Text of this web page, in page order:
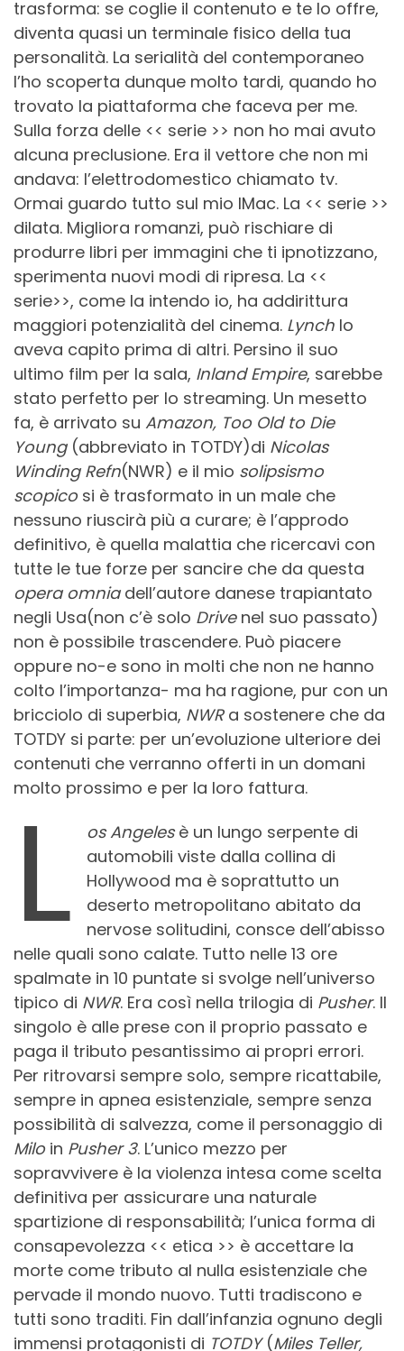
trasforma: se coglie il contenuto e te lo offre,
diventa quasi un terminale fisico della tua
personalità. La serialità del contemporaneo
l’ho scoperta dunque molto tardi, quando ho
trovato la piattaforma che faceva per me.
Sulla forza delle << serie >> non ho mai avuto
alcuna preclusione. Era il vettore che non mi
andava: l’elettrodomestico chiamato tv.
Ormai guardo tutto sul mio IMac. La << serie >>
dilata. Migliora romanzi, può rischiare di
produrre libri per immagini che ti ipnotizzano,
sperimenta nuovi modi di ripresa. La <<
serie>>, come la intendo io, ha addirittura
maggiori potenzialità del cinema. Lynch lo
aveva capito prima di altri. Persino il suo
ultimo film per la sala, Inland Empire, sarebbe
stato perfetto per lo streaming. Un mesetto
fa, è arrivato su Amazon, Too Old to Die
Young(abbreviato in TOTDY)di Nicolas
Winding Refn(NWR) e il mio solipsismo
scopicosi è trasformato in un male che
nessuno riuscirà più a curare; è l’approdo
definitivo, è quella malattia che ricercavi con
tutte le tue forze per sancire che da questa
opera omnia dell’autore danese trapiantato
negli Usa(non c’è solo Drivenel suo passato)
non è possibile trascendere. Può piacere
oppure no-e sono in molti che non ne hanno
colto l’importanza- ma ha ragione, pur con un
bricciolo di superbia, NWRa sostenere che da
TOTDY si parte: per un’evoluzione ulteriore dei
contenuti che verranno offerti in un domani
molto prossimo e per la loro fattura.
L os Angelesè un lungo serpente di
automobili viste dalla collina di
Hollywood ma è soprattutto un
deserto metropolitano abitato da
nervose solitudini, consce dell’abisso
nelle quali sono calate. Tutto nelle 13 ore
spalmate in 10 puntate si svolge nell’universo
tipico di NWR. Era così nella trilogia di Pusher. Il
singolo è alle prese con il proprio passato e
paga il tributo pesantissimo ai propri errori.
Per ritrovarsi sempre solo, sempre ricattabile,
sempre in apnea esistenziale, sempre senza
possibilità di salvezza, come il personaggio di
Milo in Pusher 3. L’unico mezzo per
sopravvivere è la violenza intesa come scelta
definitiva per assicurare una naturale
spartizione di responsabilità; l’unica forma di
consapevolezza << etica >> è accettare la
morte come tributo al nulla esistenziale che
pervade il mondo nuovo. Tutti tradiscono e
tutti sono traditi. Fin dall’infanzia ognuno degli
immensi protagonisti di TOTDY(Miles Teller,